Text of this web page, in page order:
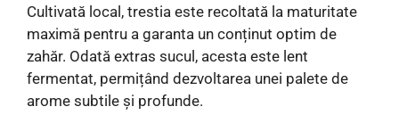
Cultivată local, trestia este recoltată la maturitate
maximă pentru a garanta un conținut optim de
zahăr. Odată extras sucul, acesta este lent
fermentat, permițând dezvoltarea unei palete de
arome subtile și profunde.